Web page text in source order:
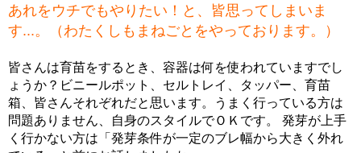
あれをウチでもやりたい！と、皆思ってしまいま
す...。（わたくしもまねごとをやっております。）
皆さんは育苗をするとき、容器は何を使われていますでし
ょうか？ビニールポット、セルトレイ、タッパー、育苗
箱、皆さんそれぞれだと思います。うまく行っている方は
問題ありません、自身のスタイルでＯＫです。 発芽が上手
く行かない方は「発芽条件が一定のブレ幅から大きく外れ